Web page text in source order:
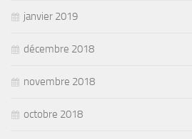
janvier 2019
décembre 2018
novembre 2018
octobre 2018